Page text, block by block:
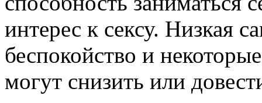
интерес к сексу. Низкая
беспокойство и
могут снизить или